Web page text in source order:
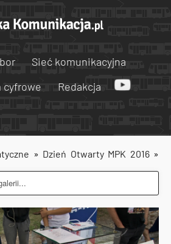
Sieć komunikacyjna
cyfrowe Redakcja
» Dzień Otwarty MPK 2016»